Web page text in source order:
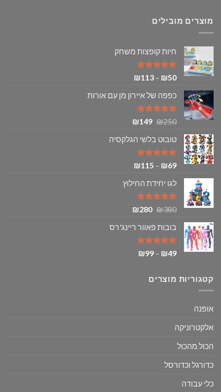
מוצרים מובילים
חיות קופצות משחק
דורג
5.00
₪50
–
₪113
כפפה של איירון מן עם אורות
דורג5.00₪250
המחיר
היה:
₪250.
₪149
המחיר
הוא:
טובוט בלשי הגלקסיה
דורג
5.00
₪69
–
₪115
לגו יחידת החילוץ
דורג5.00₪380
המחיר
היה:
₪380.
₪280
המחיר
הוא:
בובות פאוור ריינג'רס
דורג
5.00
₪49
–
₪99
קטגוריות מוצרים
אופנה
אלקטרוניקה
הכול מהכול
כדורגל וכדורסל
כלי עבודה